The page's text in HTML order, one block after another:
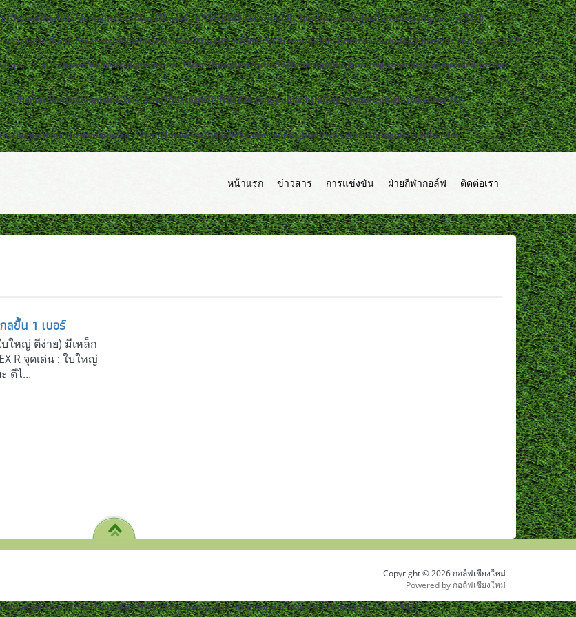
in/home/dentistc/domains/xn--12cmi7fmes6cm7fyfsb5d3b.com/public_html/wp-includes/functions.phpon line7360
in/home/dentistc/domains/xn--12cmi7fmes6cm7fyfsb5d3b.com/public_html/wp-includes/functions.phpon line2195
deprecated in/home/dentistc/domains/xn--12cmi7fmes6cm7fyfsb5d3b.com/public_html/wp-content/plugins/ckeditor-for-
in/home/dentistc/domains/xn--12cmi7fmes6cm7fyfsb5d3b.com/public_html/wp-content/plugins/ckeditor-for-
in/home/dentistc/domains/xn--12cmi7fmes6cm7fyfsb5d3b.com/public_html/wp-content/plugins/ckeditor-for-
หน้าแรก ข่าวสาร การแข่งขัน ฝ่ายกีฬากอล์ฟ ติดต่อเรา
ลขึ้น 1 เบอร์
บใหญ่ ตีง่าย) มีเหล็ก
R จุดเด่น : ใบใหญ่
ตีไ...
Copyright © 2026 กอล์ฟเชียงใหม่
Powered by กอล์ฟเชียงใหม่
domains/xn--12cmi7fmes6cm7fyfsb5d3b.com/public_html/wp-includes/functions.phpon line5471